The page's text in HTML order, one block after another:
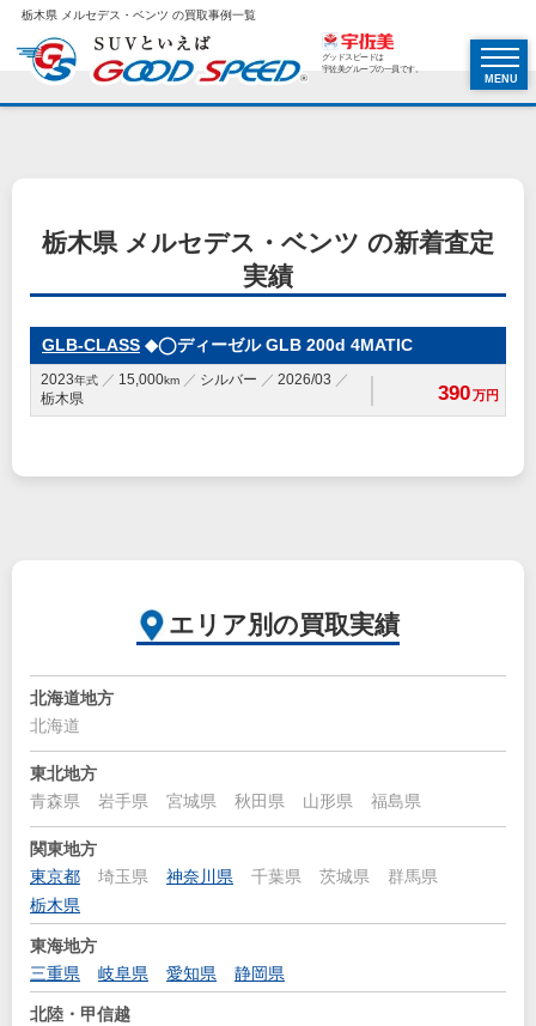
栃木県 メルセデス・ベンツ の買取事例一覧
グッドスピードは
宇佐美グループの一員です。
MENU
栃木県 メルセデス・ベンツ の新着査定
実績
GLB-CLASS ◆◯ディーゼル GLB 200d 4MATIC
2023年式 15,000km シルバー
2026/03
栃木県
390万円
エリア別の買取実績
北海道地方
北海道
東北地方
青森県
岩手県 宮城県 秋田県 山形県 福島県
関東地方
東京都
埼玉県 神奈川県 千葉県 茨城県
群馬県
栃木県
東海地方
三重県
岐阜県 愛知県 静岡県
北陸・甲信越